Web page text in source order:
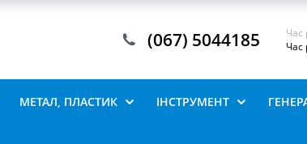
(067) 5044185
Час
Час
МЕТАЛ, ПЛАСТИК ІНСТРУМЕНТ